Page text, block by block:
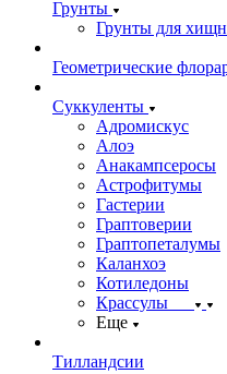
Грунты
Грунты для
Геометрические
Суккуленты
Адромискус
Алоэ
Анакампсеросы
Астрофитумы
Гастерии
Граптоверии
Граптопеталумы
Каланхоэ
Котиледоны
Крассулы
Еще
Тилландсии